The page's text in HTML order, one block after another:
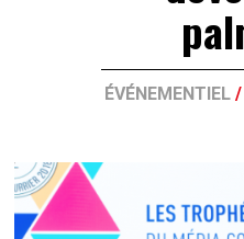
ÉVÉNEMENTIEL/